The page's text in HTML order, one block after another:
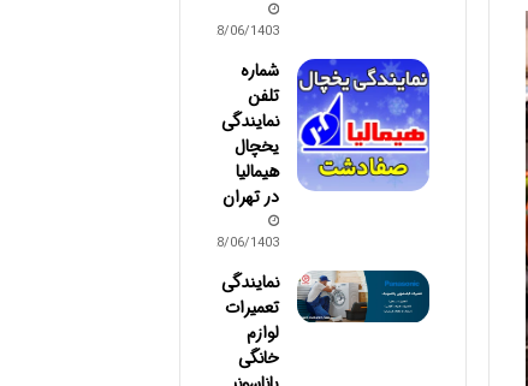
28/06/1403
شماره
تلفن
نمایندگی
یخچال
هیمالیا
در تهران
28/06/1403
نمایندگی
تعمیرات
لوازم
خانگی